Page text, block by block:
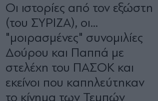
Οι ιστορίες από τον εξώστη
(του ΣΥΡΙΖΑ), οι...
"μοιρασμένες" συνομιλίες
Δούρου και Παππά με
στελέχη του ΠΑΣΟΚ και
εκείνοι που καπηλεύτηκαν
το κίνημα των Τεμπών